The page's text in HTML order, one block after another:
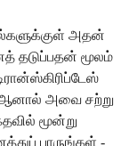
அதன்
தடுப்பதன் மூலம்
ஆனால் அவை சற்று
மூன்று
பாருங்கள் -